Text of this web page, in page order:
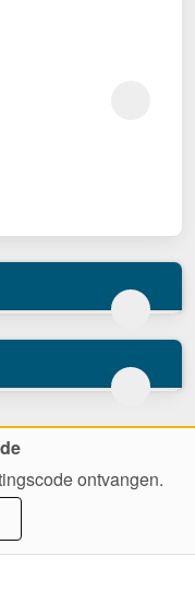
ontvangen.